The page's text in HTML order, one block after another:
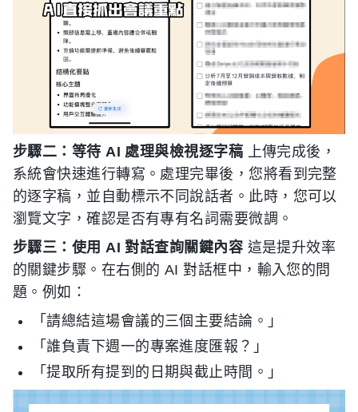
步驟二：等待 AI 處理與檢視逐字稿 上傳完成後，
系統會快速進行轉寫。處理完畢後，您將看到完整
的逐字稿，並自動標示不同說話者。此時，您可以
瀏覽文字，確認是否有專有名詞需要微調。
步驟三：使用 AI 對話查詢關鍵內容 這是提升效率
的關鍵步驟。在右側的 AI 對話框中，輸入您的問
題。例如：
「請總結這場會議的三個主要結論。」
「誰負責下週一的專案進度匯報？」
「提取所有提到的日期與截止時間。」